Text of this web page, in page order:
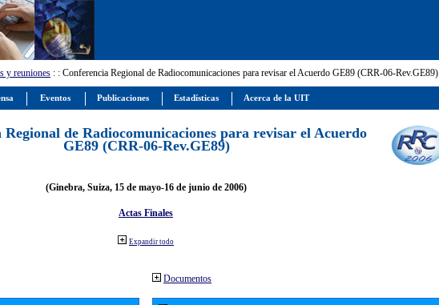
y reuniones : : Conferencia Regional de Radiocomunicaciones para revisar el Acuerdo GE89 (CRR-06-Rev.GE89)
Regional de Radiocomunicaciones para revisar el Acuerdo
GE89 (CRR-06-Rev.GE89)
(Ginebra, Suiza, 15 de mayo-16 de junio de 2006)
Actas Finales
Expandir todo
Documentos
Eventos Publicaciones Estadísticas Acerca de la UIT